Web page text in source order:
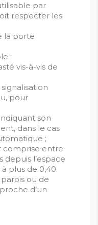
par
respecter les
la porte
;
vis-à-vis de
pour
son
dans le cas
;
comprise entre
depuis l’espace
plus de 0,40
ou de
d’un